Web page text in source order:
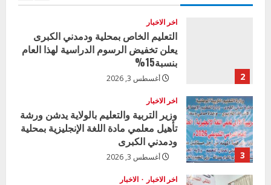
2
اخر الاخبار
التعليم الخاص بمحلية ودمدني الكبرى
يعلن تخفيض الرسوم الدراسية لهذا العام
بنسبة15%
أغسطس 3, 2026
3
اخر الاخبار
وزير التربية والتعليم بالولاية يدشن ورشة
تأهيل معلمي مادة اللغة الإنجليزية بمحلية
ودمدني الكبرى
أغسطس 3, 2026
اخر الاخبار الاخبار